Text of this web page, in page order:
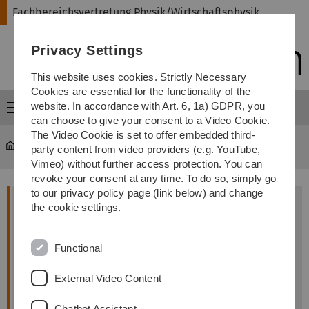
Skip
Skip
Skip
Skip
Fachbereichsvertretung Physik/Wirtschaftsphysik
Menu
Fachbereichsvertretung Physik/Wirtschaftsphysik Verein
Neue Website der Fachschaft
Wir haben unsere Seite umgezogen. Die neue Seite
findet Ihr aufhttps://stuve.uni-ulm.de/fs-physik/
Auf dieser Seite werden die Informationen nicht
mehr aktualisiert. Nutzt also bitte die neue Seite.
Privacy Settings
This website uses cookies. Strictly Necessary
Cookies are essential for the functionality of the
website. In accordance with Art. 6, 1a) GDPR, you
can choose to give your consent to a Video Cookie.
The Video Cookie is set to offer embedded third-
party content from video providers (e.g. YouTube,
Vimeo) without further access protection. You can
revoke your consent at any time. To do so, simply go
to our privacy policy page (link below) and change
the cookie settings.
Functional
External Video Content